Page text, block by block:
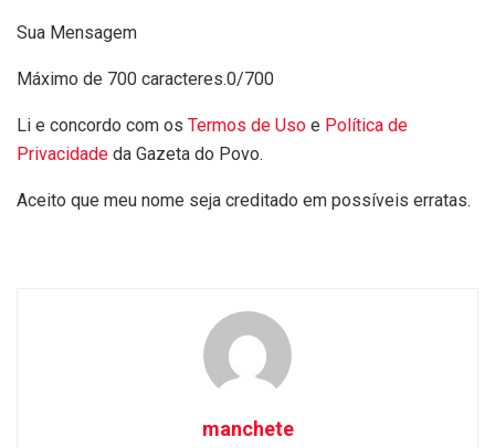
Sua Mensagem
Máximo de 700 caracteres.0/700
Li e concordo com os Termos de Uso e Política de
Privacidade da Gazeta do Povo.
Aceito que meu nome seja creditado em possíveis erratas.
manchete